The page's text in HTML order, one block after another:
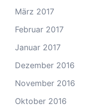
März 2017
Februar 2017
Januar 2017
Dezember 2016
November 2016
Oktober 2016